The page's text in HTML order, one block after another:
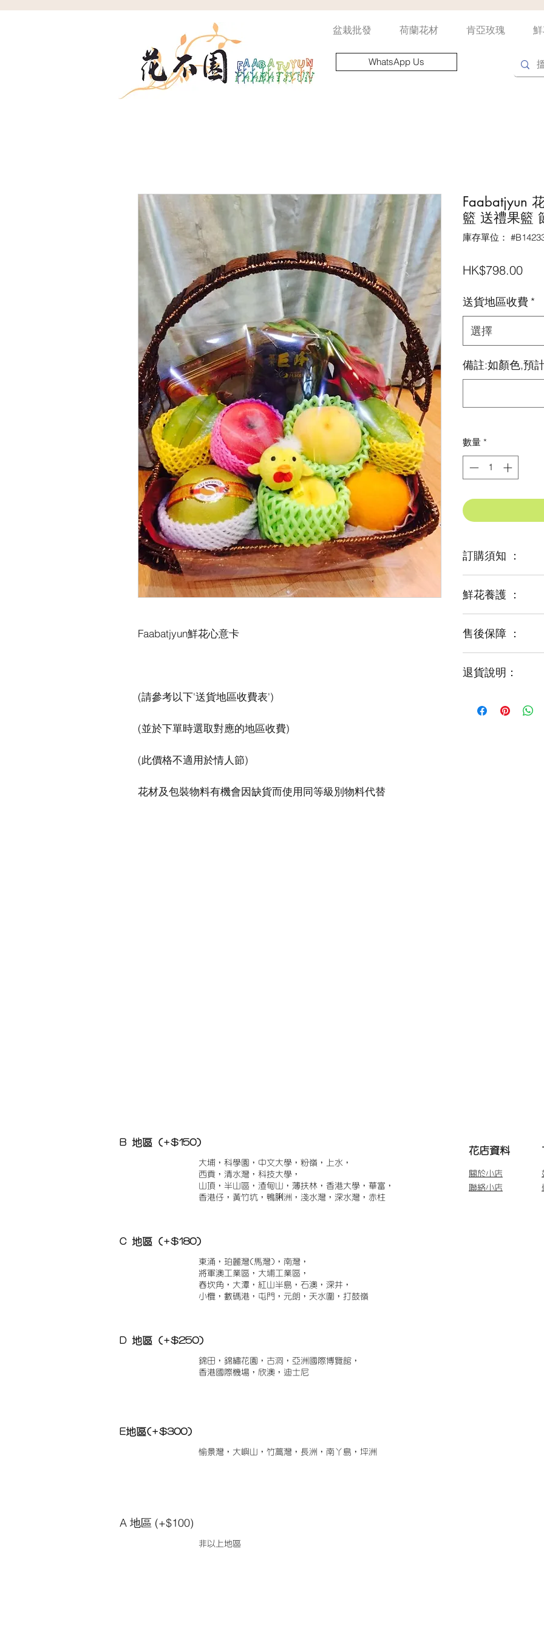
盆栽批發 荷蘭花材 肯亞玫瑰
WhatsApp Us
Faabatjyun
籃 送禮果籃
庫存單位：
HK$798.00價
送貨地區收費 *
選擇
備註:如顏色,預
數量 *
訂購須知 ：
鮮花是季節性商品
花藝師會以同等級
鮮花養護 ：
每一束花都需要保養
售後保障 ：
免費提供鮮花養護查
退貨說明：
如收到的商品出現
B 地區 (+$150)
大埔，科學園，中文大學，粉嶺，上水，
西貢，清水灣，科技大學，
山頂，半山區，渣甸山，薄扶林，香港大學，華富，
香港仔，黃竹坑，鴨脷洲，淺水灣，深水灣，赤柱
C 地區 (+$180)
東涌，珀麗灣(馬灣)，南灣，
將軍澳工業區，大埔工業區，
舂坎角，大潭，紅山半島，石澳，深井，
小欖，數碼港，屯門，元朗，天水圍，打鼓嶺
D 地區 (+$250)
錦田，錦繡花園，古洞，亞洲國際博覽館，
香港國際機場，欣澳，迪士尼
E地區(+$300)
愉景灣，大嶼山，竹蒿灣，長洲，南丫島，坪洲
A 地區 (+$100)
非以上地區
​花店資料
關於小店
聯絡小店